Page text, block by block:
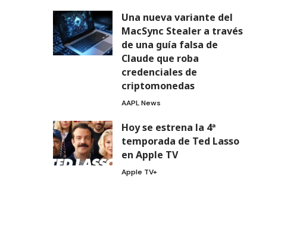
Una nueva variante del
MacSync Stealer a través
de una guía falsa de
Claude que roba
credenciales de
criptomonedas
AAPL News
Hoy se estrena la 4ª
temporada de Ted Lasso
en Apple TV
Apple TV+